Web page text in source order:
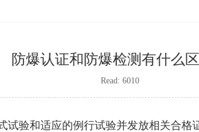
防爆认证和防爆检测有什么
Read: 6010
验和适应的例行试验并发放相关合格